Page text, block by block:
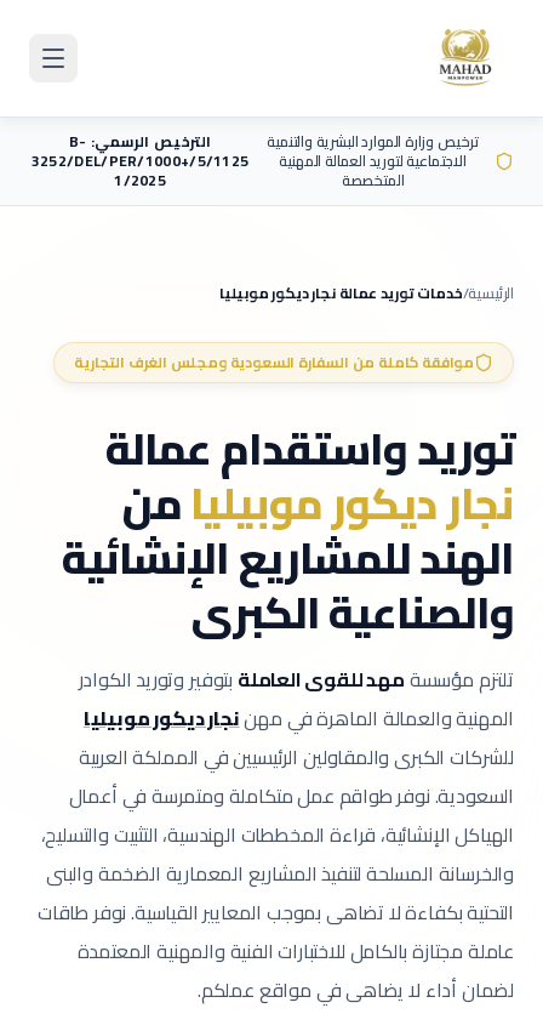
ترخيص وزارة الموارد البشرية والتنمية
الاجتماعية لتوريد العمالة المهنية
المتخصصة
الترخيص الرسمي: B-
3252/DEL/PER/1000+/5/1125
1/2025
الرئيسية/خدمات توريد عمالةنجار ديكور موبيليا
موافقة كاملة من السفارة السعودية ومجلس الغرف التجارية
توريد واستقدام عمالة
نجار ديكور موبيليامن
الهند للمشاريع الإنشائية
والصناعية الكبرى
تلتزم مؤسسةمهد للقوى العاملة بتوفير وتوريد الكوادر
المهنية والعمالة الماهرة في مهننجار ديكور موبيليا
للشركات الكبرى والمقاولين الرئيسيين في المملكة العربية
السعودية.نوفر طواقم عمل متكاملة ومتمرسة في أعمال
الهياكل الإنشائية، قراءة المخططات الهندسية، التثبيت والتسليح،
والخرسانة المسلحة لتنفيذ المشاريع المعمارية الضخمة والبنى
التحتية بكفاءة لا تضاهى بموجب المعايير القياسية.نوفر طاقات
عاملة مجتازة بالكامل للاختبارات الفنية والمهنية المعتمدة
لضمان أداء لا يضاهى في مواقع عملكم.